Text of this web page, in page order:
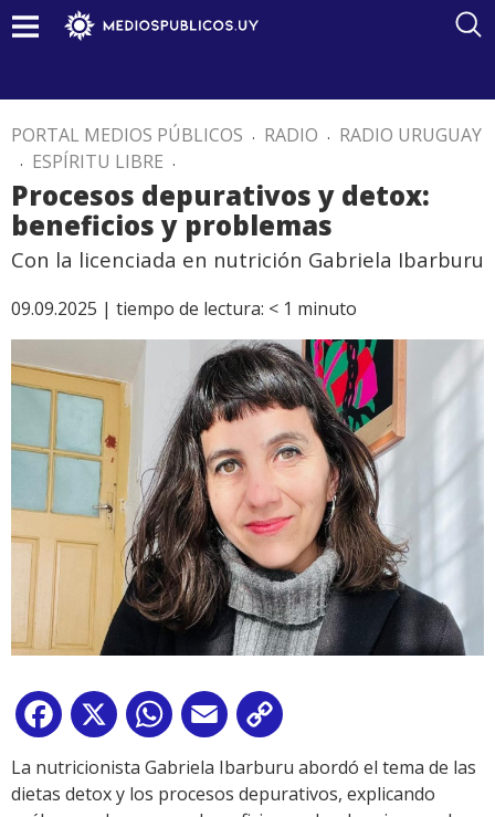
PORTAL MEDIOS PÚBLICOS . RADIO . RADIO URUGUAY
. ESPÍRITU LIBRE .
Procesos depurativos y detox:
beneficios y problemas
Con la licenciada en nutrición Gabriela Ibarburu
09.09.2025 | tiempo de lectura: < 1 minuto
Facebook
X WhatsApp
Email
Link
La nutricionista Gabriela Ibarburu abordó el tema de las
dietas detox y los procesos depurativos, explicando